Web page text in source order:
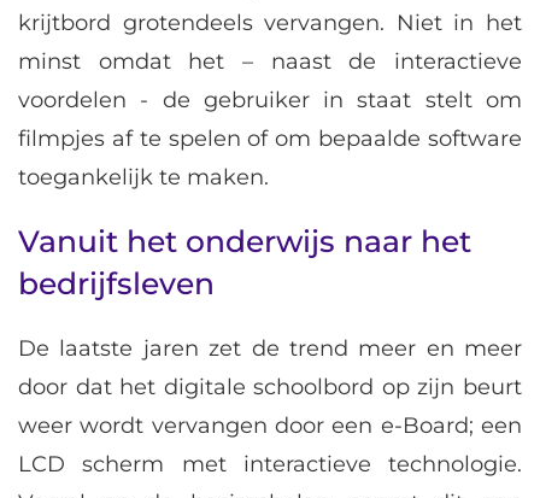
krijtbord grotendeels vervangen. Niet in het
minst omdat het – naast de interactieve
voordelen - de gebruiker in staat stelt om
filmpjes af te spelen of om bepaalde software
toegankelijk te maken.
Vanuit het onderwijs naar het
bedrijfsleven
De laatste jaren zet de trend meer en meer
door dat het digitale schoolbord op zijn beurt
weer wordt vervangen door een e-Board; een
LCD scherm met interactieve technologie.